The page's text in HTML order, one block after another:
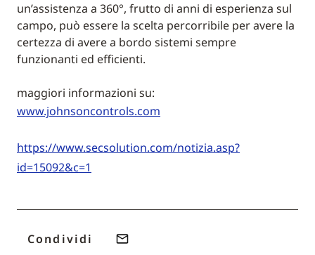
un’assistenza a 360°, frutto di anni di esperienza sul
campo, può essere la scelta percorribile per avere la
certezza di avere a bordo sistemi sempre
funzionanti ed efficienti.
maggiori informazioni su:
www.johnsoncontrols.com
https://www.secsolution.com/notizia.asp?
id=15092&c=1
Condividi